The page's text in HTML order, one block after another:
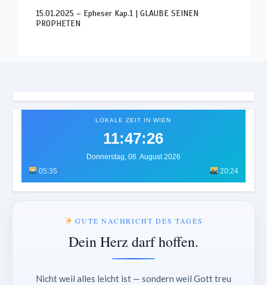
15.01.2025 – Epheser Kap.1 | GLAUBE SEINEN
PROPHETEN
LOKALE ZEIT IN WIEN
11:47:30
Donnerstag, 06. August 2026
05:35
20:24
GUTE NACHRICHT DES TAGES
Dein Herz darf hoffen.
Nicht weil alles leicht ist — sondern weil Gott treu